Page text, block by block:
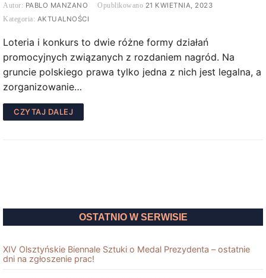
PABLO MANZANO
21 KWIETNIA, 2023
AKTUALNOŚCI
Loteria i konkurs to dwie różne formy działań
promocyjnych związanych z rozdaniem nagród. Na
gruncie polskiego prawa tylko jedna z nich jest legalna, a
zorganizowanie…
CZYTAJ DALEJ
OSTATNIO W SERWISIE
XIV Olsztyńskie Biennale Sztuki o Medal Prezydenta – ostatnie
dni na zgłoszenie prac!